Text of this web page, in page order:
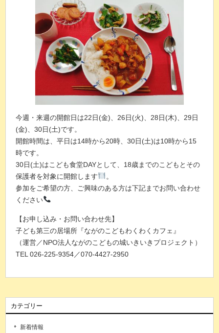
今週・来週の開館日は22日(金)、26日(火)、28日(木)、29日
(金)、30日(土)です。
開館時間は、平日は14時から20時、30日(土)は10時から15
時です。
30日(土)はこども食堂DAYとして、18歳までのこどもとその
保護者を対象に開館します
。
参加をご希望の方、ご興味のある方は下記までお問い合わせ
ください
【お申し込み・お問い合わせ先】
子ども第三の居場所『ながのこどもわくわくカフェ』
（運営／NPO法人ながのこどもの城いきいきプロジェクト）
TEL 026-225-9354／070-4427-2950
カテゴリー
新着情報